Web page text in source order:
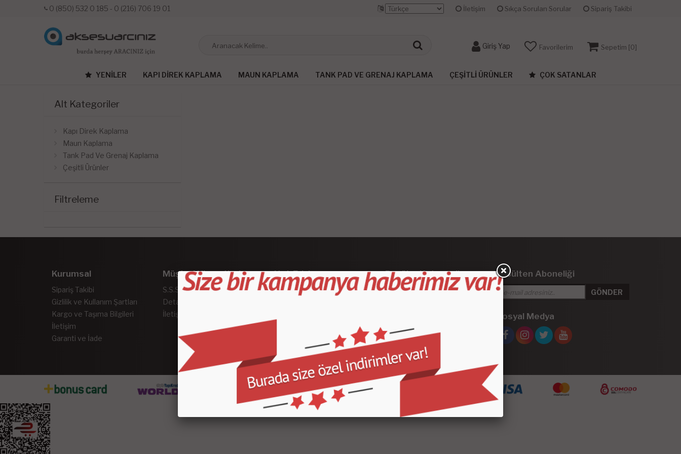
0 (850) 532 0 185 - 0 (216) 706 19 01 İletişim Sıkça Sorulan Sorular Sipariş Takibi
Giriş Yap Favorilerim Sepetim [0]
YENILER KAPI DIREK KAPLAMA MAUN KAPLAMA TANK PAD VE GRENAJ KAPLAMA ÇEŞITLI ÜRÜNLER ÇOK SATANLAR
Alt Kategoriler
Kapı Direk Kaplama
Maun Kaplama
Tank Pad Ve Grenaj Kaplama
Çeşitli Ürünler
Filtreleme
Kurumsal
Sipariş Takibi
Gizlilik ve Kullanım Şartları
Kargo ve Taşıma Bilgileri
İletişim
Garanti ve İade
Müşteri Hizmetleri
S.S.S.
Detaylı Arama
İletişim
Hızlı Erişim
Ana Sayfa
Popüler Kategoriler
Kapı Direk Kaplama
Çeşitli Ürünler
E-Bülten Aboneliği
Sosyal Medya